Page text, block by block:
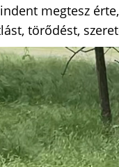
megtesz
törődést,